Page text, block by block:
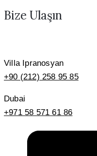
Bize Ulaşın
Villa Ipranosyan
+90 (212) 258 95 85
Dubai
+971 58 571 61 86